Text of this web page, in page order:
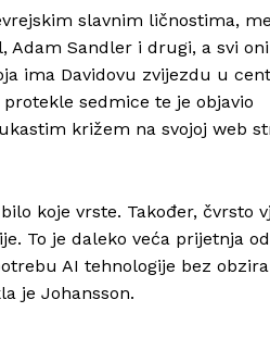
Info
slavnim ličnostima,
Adam Sandler i drugi, a svi
ima Davidovu zvijezdu u
sedmice te je objavio
križem na svojoj web
koje vrste. Također, čvrsto
To je daleko veća prijetnja
AI tehnologije bez
je Johansson.